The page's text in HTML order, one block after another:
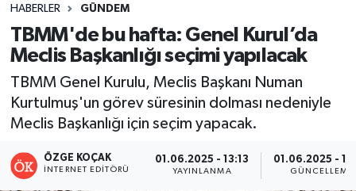
HABERLER GÜNDEM
TBMM'de bu hafta: Genel Kurul’da
Meclis Başkanlığı seçimi yapılacak
TBMM Genel Kurulu, Meclis Başkanı Numan
Kurtulmuş'un görev süresinin dolması nedeniyle
Meclis Başkanlığı için seçim yapacak.
ÖZGE KOÇAK
İNTERNET EDITÖRÜ
01.06.2025 - 13:13
YAYINLANMA
01.06.2025 -
GÜNCELLEME
Magazin
Spor
Sağlık
Teknoloji
Turizm
Süper Lig Puan Durumu ve Fikstür
Tüm Manşetler
Son Dakika Haberleri
Haber Arşivi